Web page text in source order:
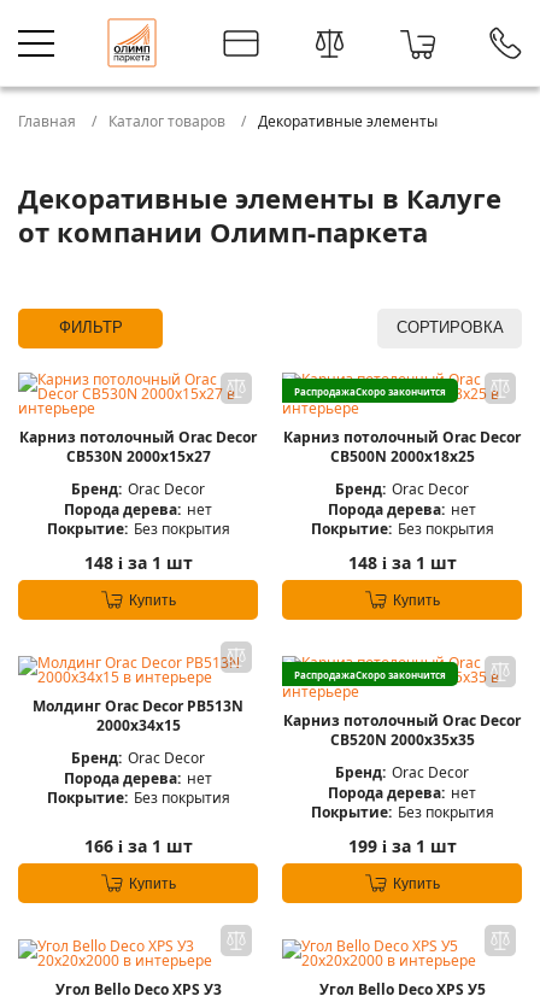
Главная Каталог товаров Декоративные элементы
Декоративные элементы в Калуге
от компании Олимп-паркета
ФИЛЬТР СОРТИРОВКА
Карниз потолочный Orac Decor
CB530N 2000x15x27
Бренд: Orac Decor
Порода дерева: нет
Покрытие: Без покрытия
148 iза 1 шт
Купить
РаспродажаСкоро закончится
Карниз потолочный Orac Decor
CB500N 2000x18x25
Бренд: Orac Decor
Порода дерева: нет
Покрытие: Без покрытия
148 iза 1 шт
Купить
Молдинг Orac Decor PB513N
2000х34х15
Бренд: Orac Decor
Порода дерева: нет
Покрытие: Без покрытия
166 iза 1 шт
Купить
РаспродажаСкоро закончится
Карниз потолочный Orac Decor
CB520N 2000х35х35
Бренд: Orac Decor
Порода дерева: нет
Покрытие: Без покрытия
199 iза 1 шт
Купить
Угол Bello Deco XPS У3
Угол Bello Deco XPS У5